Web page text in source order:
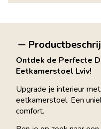
Ontdek de Perfecte
Eetkamerstoel Lviv!
Upgrade je interieur
eetkamerstoel. Een
comfort.